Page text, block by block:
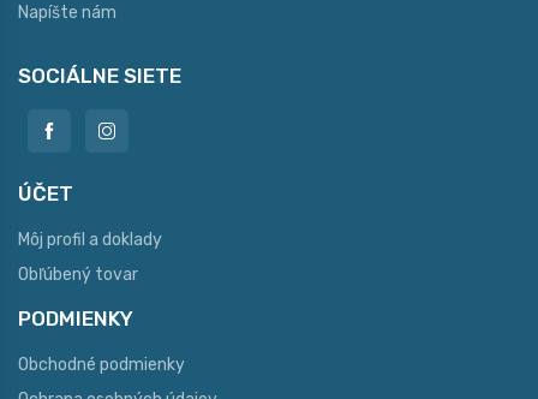
Napíšte nám
SOCIÁLNE SIETE
ÚČET
Môj profil a doklady
Obľúbený tovar
PODMIENKY
Obchodné podmienky